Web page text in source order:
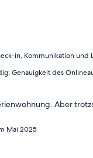
in, Kommunikation und
Genauigkeit des
Aber
Mai 2025